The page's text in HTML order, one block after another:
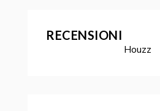
RECENSIONI
Houzz